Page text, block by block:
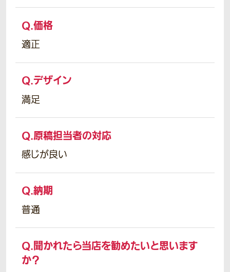
Q.価格
適正
Q.デザイン
満足
Q.原稿担当者の対応
感じが良い
Q.納期
普通
Q.聞かれたら当店を勧めたいと思います
か？